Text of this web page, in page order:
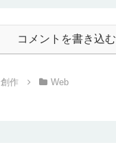
コメントを書き込む
創作 Web